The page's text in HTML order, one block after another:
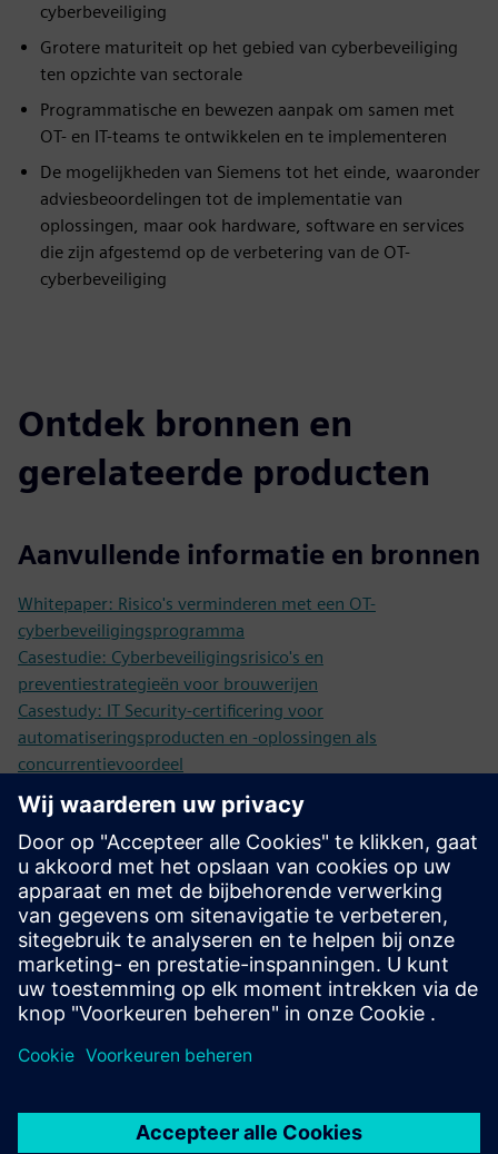
cyberbeveiliging
Grotere maturiteit op het gebied van cyberbeveiliging
ten opzichte van sectorale
Programmatische en bewezen aanpak om samen met
OT- en IT-teams te ontwikkelen en te implementeren
De mogelijkheden van Siemens tot het einde, waaronder
adviesbeoordelingen tot de implementatie van
oplossingen, maar ook hardware, software en services
die zijn afgestemd op de verbetering van de OT-
cyberbeveiliging
Ontdek bronnen en
gerelateerde producten
Aanvullende informatie en bronnen
Whitepaper: Risico's verminderen met een OT-
cyberbeveiligingsprogramma
Casestudie: Cyberbeveiligingsrisico's en
preventiestrategieën voor brouwerijen
Casestudy: IT Security-certificering voor
automatiseringsproducten en -oplossingen als
concurrentievoordeel
Vereisten
Cultuur van risicobeperking en proactieve ontwikkeling van
oplossingen
Samenwerkend karakter tussen IT- en OT-teams
Inzicht in het verschil in gezichtspunten tussen IT- en OT-
beveiliging